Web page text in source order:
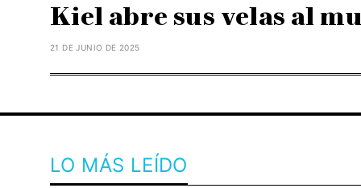
Kiel abre sus velas al
21 DE JUNIO DE 2025
LO MÁS LEÍDO